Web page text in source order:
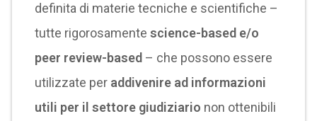
definita di materie tecniche e scientifiche –
tutte rigorosamente science-based e/o
peer review-based – che possono essere
utilizzate per addivenire ad informazioni
utili per il settore giudiziario non ottenibili